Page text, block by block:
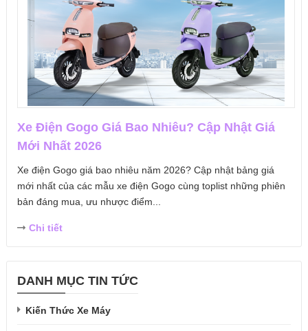
Xe Điện Gogo Giá Bao Nhiêu? Cập Nhật Giá
Mới Nhất 2026
Xe điện Gogo giá bao nhiêu năm 2026? Cập nhật bảng giá
mới nhất của các mẫu xe điện Gogo cùng toplist những phiên
bản đáng mua, ưu nhược điểm...
Chi tiết
DANH MỤC TIN TỨC
Kiến Thức Xe Máy